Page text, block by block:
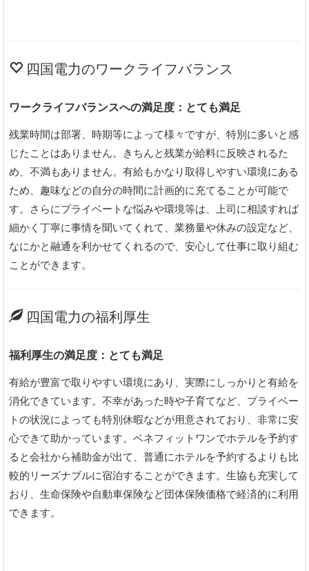
四国電力のワークライフバランス
ワークライフバランスへの満足度：とても満足
残業時間は部署、時期等によって様々ですが、特別に多いと感
じたことはありません。きちんと残業が給料に反映されるた
め、不満もありません。有給もかなり取得しやすい環境にある
ため、趣味などの自分の時間に計画的に充てることが可能で
す。さらにプライベートな悩みや環境等は、上司に相談すれば
細かく丁寧に事情を聞いてくれて、業務量や休みの設定など、
なにかと融通を利かせてくれるので、安心して仕事に取り組む
ことができます。
四国電力の福利厚生
福利厚生の満足度：とても満足
有給が豊富で取りやすい環境にあり、実際にしっかりと有給を
消化できています。不幸があった時や子育てなど、プライベー
トの状況によっても特別休暇などが用意されており、非常に安
心できて助かっています。ベネフィットワンでホテルを予約す
ると会社から補助金が出て、普通にホテルを予約するよりも比
較的リーズナブルに宿泊することができます。生協も充実して
おり、生命保険や自動車保険など団体保険価格で経済的に利用
できます。